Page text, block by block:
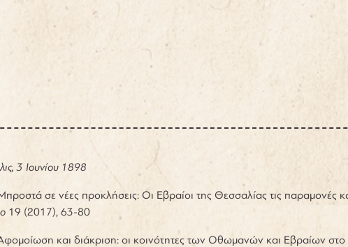
3 Ιουνίου 1898
σε νέες προκλήσεις: Οι Εβραίοι της Θεσσαλίας τις παραμονές
19 (2017), 63-80
και διάκριση: οι κοινότητες των Οθωμανών και Εβραίων